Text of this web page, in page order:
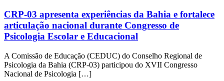
CRP-03 apresenta experiências da Bahia e fortalece
articulação nacional durante Congresso de
Psicologia Escolar e Educacional
A Comissão de Educação (CEDUC) do Conselho Regional de
Psicologia da Bahia (CRP-03) participou do XVII Congresso
Nacional de Psicologia […]